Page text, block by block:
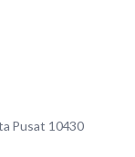
Pusat 10430